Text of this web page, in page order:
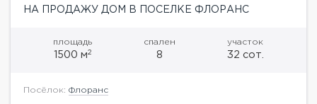
НА ПРОДАЖУ ДОМ В ПОСЕЛКЕ ФЛОРАНС
площадь
1500 м2
спален
8
участок
32 сот.
Посёлок: Флоранс